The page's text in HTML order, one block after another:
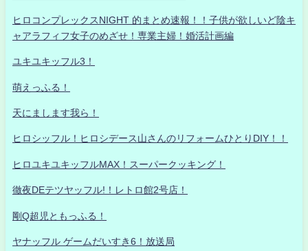
ヒロコンプレックスNIGHT 的まとめ速報！！子供が欲しいど陰キ
ャアラフィフ女子のめざせ！専業主婦！婚活計画編
ユキユキッフル3！
萌えっふる！
天にまします我ら！
ヒロシッフル！ヒロシデース山さんのリフォームひとりDIY！！
ヒロユキユキッフルMAX！スーパークッキング！
徹夜DEテツヤッフル!！レトロ館2号店！
剛Q超児ともっふる！
ヤナッフル ゲームだいすき6！放送局